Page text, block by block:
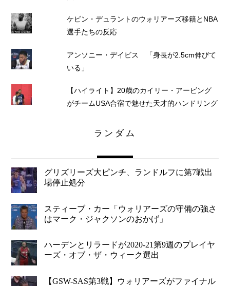
ケビン・デュラントのウォリアーズ移籍とNBA
選手たちの反応
アンソニー・デイビス 「身長が2.5cm伸びて
いる」
【ハイライト】20歳のカイリー・アービング
がチームUSA合宿で魅せた天才的ハンドリング
ランダム
グリズリーズ大ピンチ、ランドルフに第7戦出
場停止処分
スティーブ・カー「ウォリアーズの守備の強さ
はマーク・ジャクソンのおかげ」
ハーデンとリラードが2020-21第9週のプレイヤ
ーズ・オブ・ザ・ウィーク選出
【GSW-SAS第3戦】ウォリアーズがファイナル